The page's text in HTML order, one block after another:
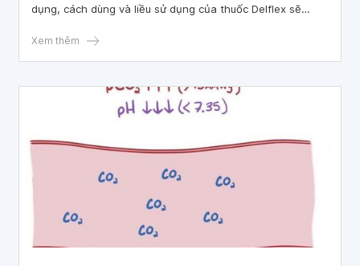
dụng, cách dùng và liều sử dụng của thuốc Delflex sẽ
Xem thêm